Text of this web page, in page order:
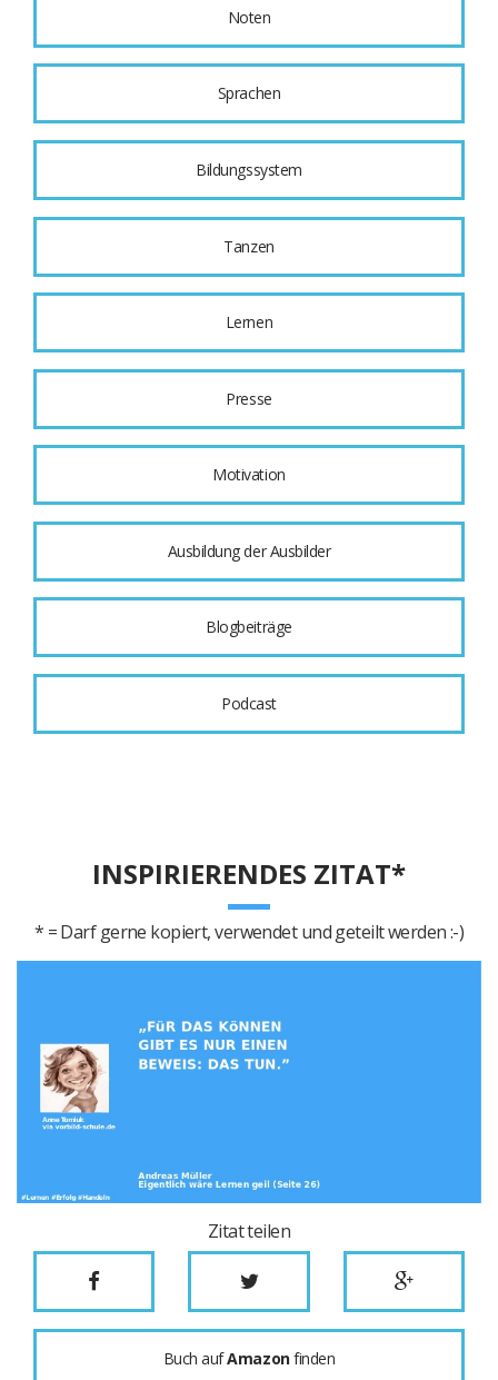
Noten
Sprachen
Bildungssystem
Tanzen
Lernen
Presse
Motivation
Ausbildung der Ausbilder
Blogbeiträge
Podcast
INSPIRIERENDES ZITAT*
* = Darf gerne kopiert, verwendet und geteilt werden :-)
Zitat teilen
Buch aufAmazonfinden